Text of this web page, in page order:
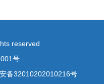
reserved
号
备32010202010216号